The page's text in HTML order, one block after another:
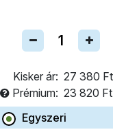
Kisker ár: 27 380 Ft
Prémium: 23 820 Ft
Egyszeri